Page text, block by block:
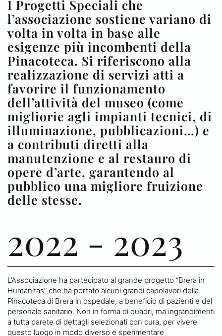
I Progetti Speciali che
l’associazione sostiene variano di
volta in volta in base alle
esigenze più incombenti della
Pinacoteca. Si riferiscono alla
realizzazione di servizi atti a
favorire il funzionamento
dell’attività del museo (come
migliorie agli impianti tecnici, di
illuminazione, pubblicazioni…) e
a contributi diretti alla
manutenzione e al restauro di
opere d’arte, garantendo al
pubblico una migliore fruizione
delle stesse.
2022 - 2023
L’Associazione ha partecipato al grande progetto “Brera in
Humanitas” che ha portato alcuni grandi capolavori della
Pinacoteca di Brera in ospedale, a beneficio di pazienti e del
personale sanitario. Non in forma di quadri, ma ingrandimenti
a tutta parete di dettagli selezionati con cura, per vivere
questo luogo in modo diverso e sperimentare